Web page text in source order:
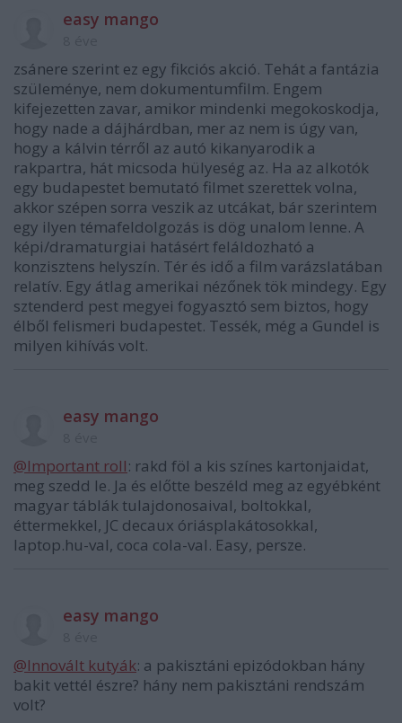
easy mango
zsánere szerint ez egy fikciós akció. Tehát a fantázia
szüleménye, nem dokumentumfilm. Engem
kifejezetten zavar, amikor mindenki megokoskodja,
hogy nade a dájhárdban, mer az nem is úgy van,
hogy a kálvin térről az autó kikanyarodik a
rakpartra, hát micsoda hülyeség az. Ha az alkotók
egy budapestet bemutató filmet szerettek volna,
akkor szépen sorra veszik az utcákat, bár szerintem
egy ilyen témafeldolgozás is dög unalom lenne. A
képi/dramaturgiai hatásért feláldozható a
konzisztens helyszín. Tér és idő a film varázslatában
relatív. Egy átlag amerikai nézőnek tök mindegy. Egy
sztenderd pest megyei fogyasztó sem biztos, hogy
élből felismeri budapestet. Tessék, még a Gundel is
milyen kihívás volt.
easy mango
@Important roll: rakd föl a kis színes kartonjaidat,
meg szedd le. Ja és előtte beszéld meg az egyébként
magyar táblák tulajdonosaival, boltokkal,
éttermekkel, JC decaux óriásplakátosokkal,
laptop.hu-val, coca cola-val. Easy, persze.
easy mango
@Innovált kutyák: a pakisztáni epizódokban hány
bakit vettél észre? hány nem pakisztáni rendszám
volt?